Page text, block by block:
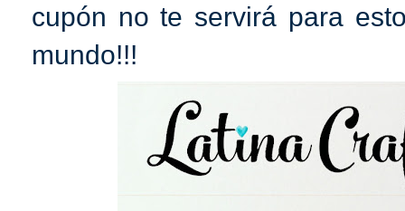
cupón no te servirá para
mundo!!!